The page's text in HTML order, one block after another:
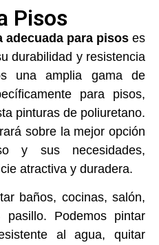
Pisos
adecuada para pisos es
durabilidad y resistencia
una amplia gama de
para pisos,
pinturas de poliuretano.
sobre la mejor opción
y sus necesidades,
atractiva y duradera.
baños, cocinas, salón,
pasillo. Podemos pintar
al agua, quitar